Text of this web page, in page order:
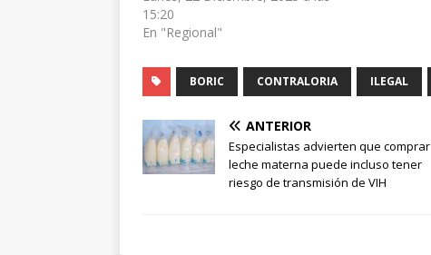
15:20
En "Regional"
BORIC CONTRALORIA ILEGAL
ANTERIOR
Especialistas advierten que comprar
leche materna puede incluso tener
riesgo de transmisión de VIH